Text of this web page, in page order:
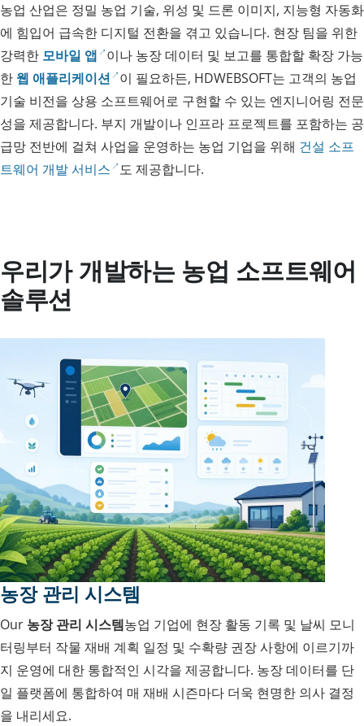
농업 산업은 정밀 농업 기술, 위성 및 드론 이미지, 지능형 자동화
에 힘입어 급속한 디지털 전환을 겪고 있습니다. 현장 팀을 위한
강력한 모바일 앱 이나 농장 데이터 및 보고를 통합할 확장 가능
한 웹 애플리케이션 이 필요하든, HDWEBSOFT는 고객의 농업
기술 비전을 상용 소프트웨어로 구현할 수 있는 엔지니어링 전문
성을 제공합니다. 부지 개발이나 인프라 프로젝트를 포함하는 공
급망 전반에 걸쳐 사업을 운영하는 농업 기업을 위해 건설 소프
트웨어 개발 서비스 도 제공합니다.
우리가 개발하는 농업 소프트웨어
솔루션
농장 관리 시스템
Our 농장 관리 시스템농업 기업에 현장 활동 기록 및 날씨 모니
터링부터 작물 재배 계획 일정 및 수확량 권장 사항에 이르기까
지 운영에 대한 통합적인 시각을 제공합니다. 농장 데이터를 단
일 플랫폼에 통합하여 매 재배 시즌마다 더욱 현명한 의사 결정
을 내리세요.